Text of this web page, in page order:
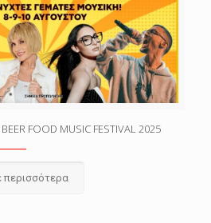
FOOD MUSIC FESTIVAL 2025
περισσότερα